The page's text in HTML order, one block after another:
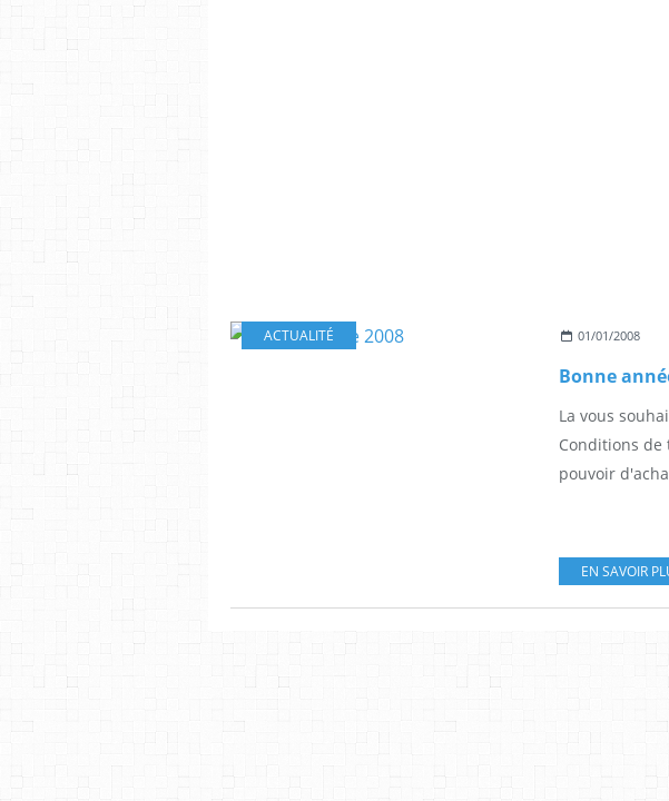
ACTUALITÉ 01/01/2008
Bonne
La vous
Conditions de
pouvoir
EN SAVOIR